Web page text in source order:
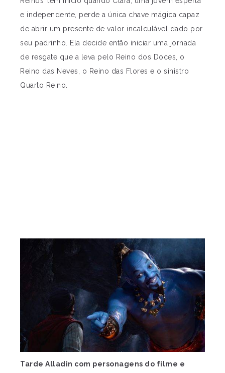
e independente, perde a única chave mágica capaz
de abrir um presente de valor incalculável dado por
seu padrinho. Ela decide então iniciar uma jornada
de resgate que a leva pelo Reino dos Doces, o
Reino das Neves, o Reino das Flores e o sinistro
Quarto Reino.
Tarde Alladin com personagens do filme e